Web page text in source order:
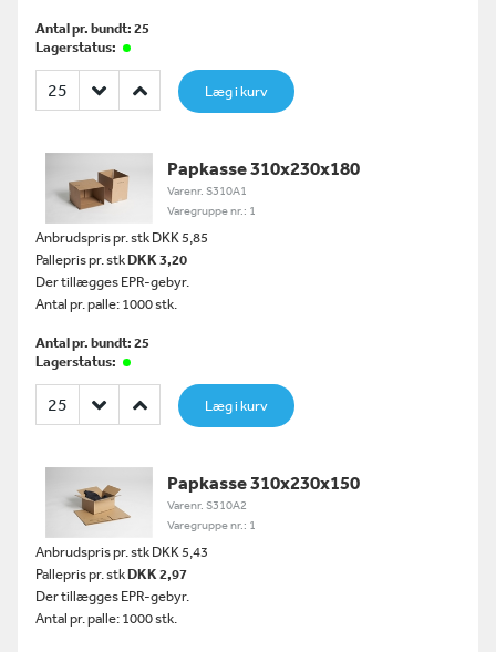
Antal pr. bundt: 25
Lagerstatus:
Læg i kurv
Papkasse 310x230x180
Varenr. S310A1
Varegruppe nr.: 1
Anbrudspris pr. stk DKK 5,85
Pallepris pr. stkDKK 3,20
Der tillægges EPR-gebyr.
Antal pr. palle: 1000 stk.
Antal pr. bundt: 25
Lagerstatus:
Læg i kurv
Papkasse 310x230x150
Varenr. S310A2
Varegruppe nr.: 1
Anbrudspris pr. stk DKK 5,43
Pallepris pr. stkDKK 2,97
Der tillægges EPR-gebyr.
Antal pr. palle: 1000 stk.